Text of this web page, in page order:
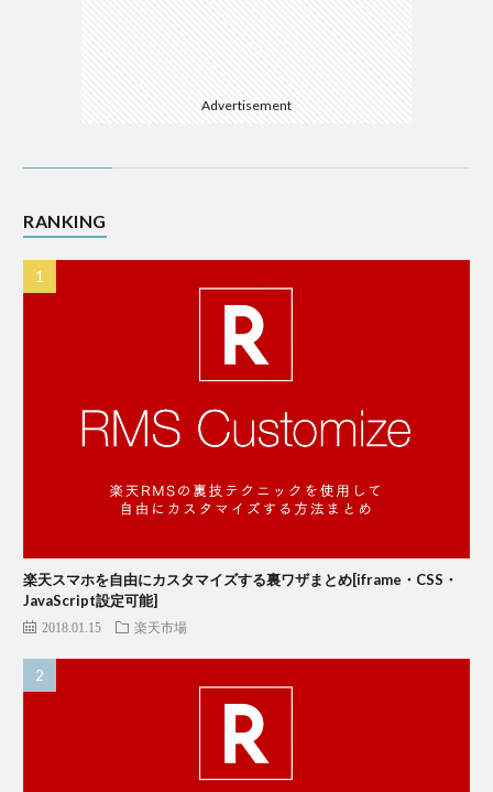
Advertisement
RANKING
楽天スマホを自由にカスタマイズする裏ワザまとめ[iframe・CSS・
JavaScript設定可能]
2018.01.15 楽天市場